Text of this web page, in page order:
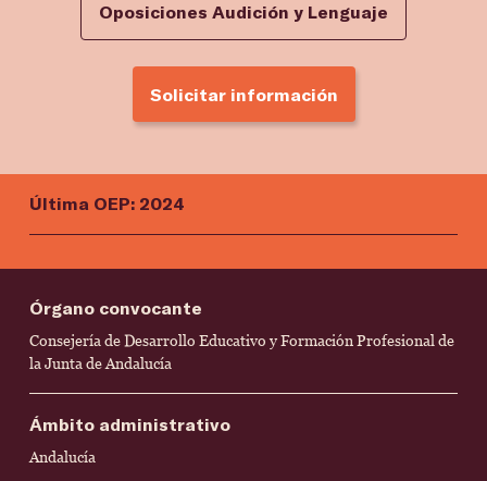
Oposiciones Audición y Lenguaje
Solicitar información
Última OEP: 2024
Órgano convocante
Consejería de Desarrollo Educativo y Formación Profesional de
la Junta de Andalucía
Ámbito administrativo
Andalucía